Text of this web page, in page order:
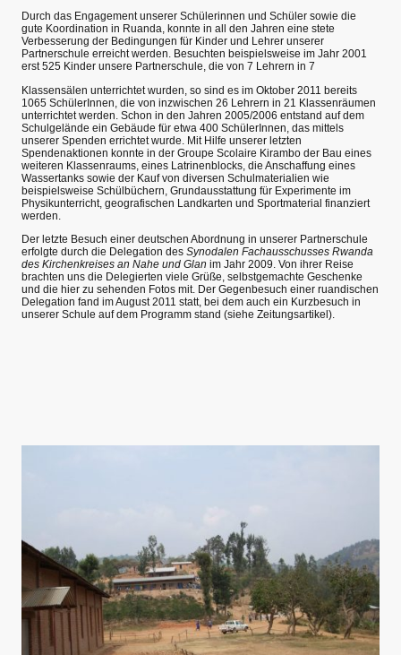
Durch das Engagement unserer Schülerinnen und Schüler sowie die
gute Koordination in Ruanda, konnte in all den Jahren eine stete
Verbesserung der Bedingungen für Kinder und Lehrer unserer
Partnerschule erreicht werden. Besuchten beispielsweise im Jahr 2001
erst 525 Kinder unsere Partnerschule, die von 7 Lehrern in 7
Klassensälen unterrichtet wurden, so sind es im Oktober 2011 bereits
1065 SchülerInnen, die von inzwischen 26 Lehrern in 21 Klassenräumen
unterrichtet werden. Schon in den Jahren 2005/2006 entstand auf dem
Schulgelände ein Gebäude für etwa 400 SchülerInnen, das mittels
unserer Spenden errichtet wurde. Mit Hilfe unserer letzten
Spendenaktionen konnte in der Groupe Scolaire Kirambo der Bau eines
weiteren Klassenraums, eines Latrinenblocks, die Anschaffung eines
Wassertanks sowie der Kauf von diversen Schulmaterialien wie
beispielsweise Schülbüchern, Grundausstattung für Experimente im
Physikunterricht, geografischen Landkarten und Sportmaterial finanziert
werden.
Der letzte Besuch einer deutschen Abordnung in unserer Partnerschule
erfolgte durch die Delegation des Synodalen Fachausschusses Rwanda
des Kirchenkreises an Nahe und Glan im Jahr 2009. Von ihrer Reise
brachten uns die Delegierten viele Grüße, selbstgemachte Geschenke
und die hier zu sehenden Fotos mit. Der Gegenbesuch einer ruandischen
Delegation fand im August 2011 statt, bei dem auch ein Kurzbesuch in
unserer Schule auf dem Programm stand (siehe Zeitungsartikel).